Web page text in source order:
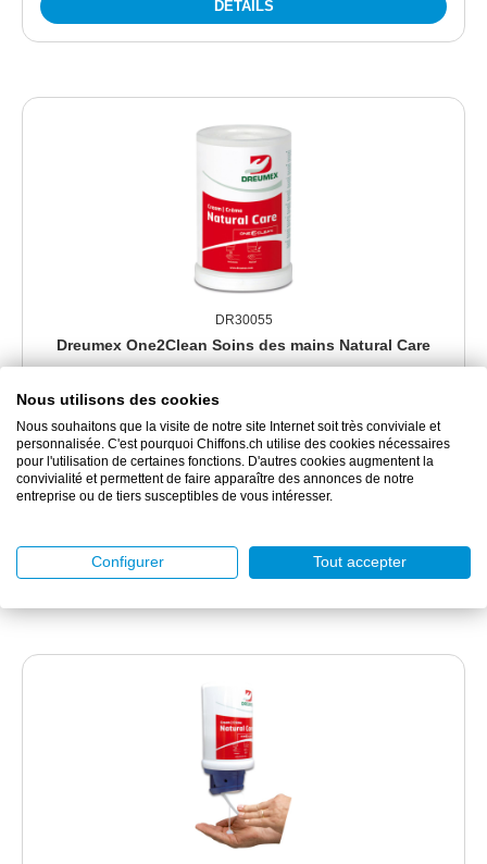
DÉTAILS
DR30055
Dreumex One2Clean Soins des mains Natural Care
Régénérant et absorption rapide
6 cartouche(s) de 1.5 litre(s)
198.20 CHF
Nous utilisons des cookies
Nous souhaitons que la visite de notre site Internet soit très conviviale et
personnalisée. C'est pourquoi Chiffons.ch utilise des cookies nécessaires
pour l'utilisation de certaines fonctions. D'autres cookies augmentent la
convivialité et permettent de faire apparaître des annonces de notre
entreprise ou de tiers susceptibles de vous intéresser.
Configurer Tout accepter